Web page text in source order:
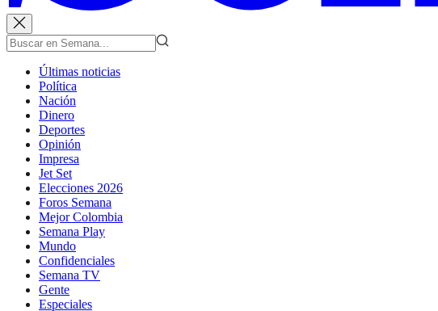
Últimas noticias
Política
Nación
Dinero
Deportes
Opinión
Impresa
Jet Set
Elecciones 2026
Foros Semana
Mejor Colombia
Semana Play
Mundo
Confidenciales
Semana TV
Gente
Especiales